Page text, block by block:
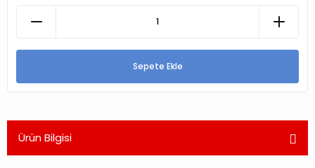
Sepete Ekle
Ürün Bilgisi